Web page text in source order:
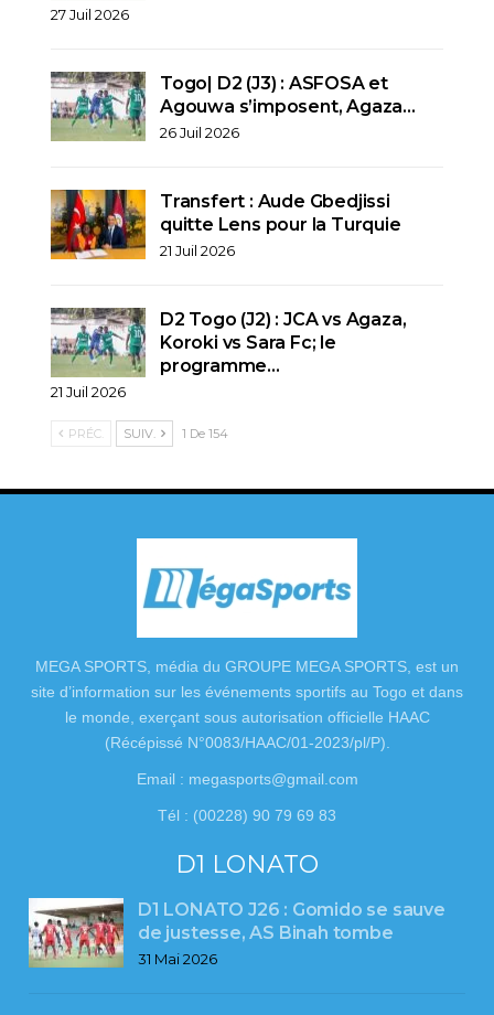
27 Juil 2026
Togo| D2 (J3) : ASFOSA et
Agouwa s’imposent, Agaza…
26 Juil 2026
Transfert : Aude Gbedjissi
quitte Lens pour la Turquie
21 Juil 2026
D2 Togo (J2) : JCA vs Agaza,
Koroki vs Sara Fc; le
programme…
21 Juil 2026
PRÉC. SUIV. 1 De 154
MEGA SPORTS, média du GROUPE MEGA SPORTS, est un
site d’information sur les événements sportifs au Togo et dans
le monde, exerçant sous autorisation officielle HAAC
(Récépissé N°0083/HAAC/01-2023/pl/P).
Email : megasports@gmail.com
Tél : (00228) 90 79 69 83
D1 LONATO
D1 LONATO J26 : Gomido se sauve
de justesse, AS Binah tombe
31 Mai 2026